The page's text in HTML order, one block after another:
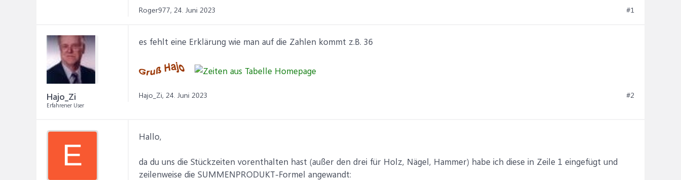
Roger977, 24. Juni 2023 #1
Hajo_Zi
Erfahrener User
es fehlt eine Erklärung wie man auf die Zahlen kommt z.B. 36
Hajo_Zi, 24. Juni 2023 #2
E
Hallo,
da du uns die Stückzeiten vorenthalten hast (außer den drei für Holz, Nägel, Hammer) habe ich diese in Zeile 1 eingefügt und
zeilenweise die SUMMENPRODUKT-Formel angewandt: